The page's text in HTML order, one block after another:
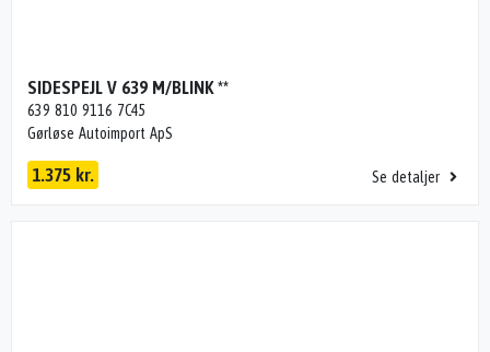
SIDESPEJL V 639 M/BLINK **
639 810 9116 7C45
Gørløse Autoimport ApS
1.375 kr. Se detaljer